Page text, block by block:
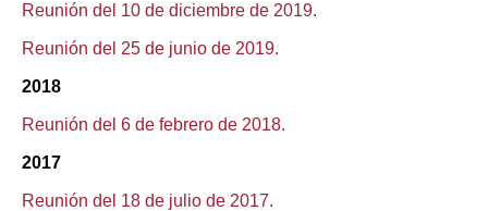
Reunión del 10 de diciembre de 2019.
Reunión del 25 de junio de 2019.
2018
Reunión del 6 de febrero de 2018.
2017
Reunión del 18 de julio de 2017.